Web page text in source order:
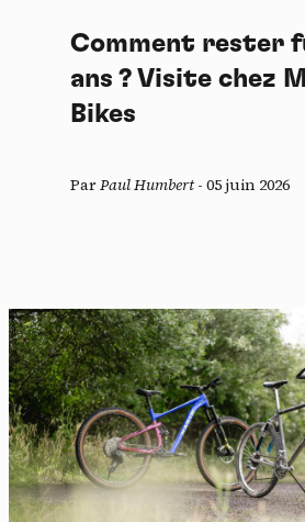
Comment rester
ans ? Visite chez
Bikes
ParPaul Humbert- 05 juin 2026